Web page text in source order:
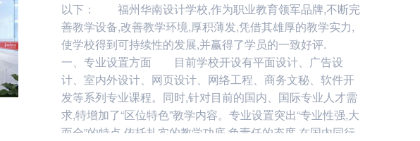
以下： 福州华南设计学校,作为职业教育领军品牌,不断完
善教学设备,改善教学环境,厚积薄发,凭借其雄厚的教学实力,
使学校得到可持续性的发展,并赢得了学员的一致好评.
一、专业设置方面 目前学校开设有平面设计、广告设
计、室内外设计、网页设计、网络工程、商务文秘、软件开
发等系列专业课程。同时,针对目前的国内、国际专业人才需
求,特增加了“区位特色”教学内容。专业设置突出“专业性强,大
而全”的特点,依托扎实的教学功底,负责任的态度,在国内同行,